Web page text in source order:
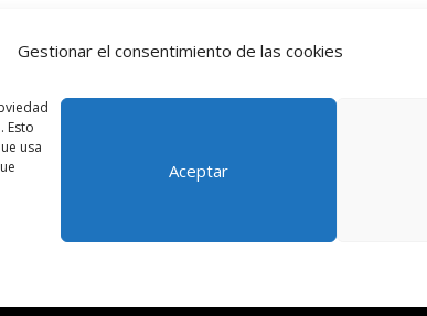
Gestionar el consentimiento de las cookies
Esto
usa
Aceptar